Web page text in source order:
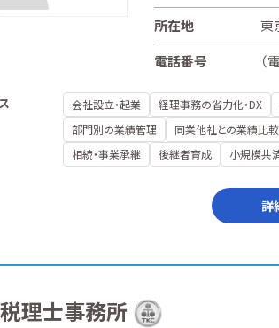
所在地
東
電話番号
（
会社設立・起業 経理事務の省力化・DX
部門別の業績管理
同業他社との業績比較
相続・事業承継
後継者育成 小規模共
詳
理士事務所